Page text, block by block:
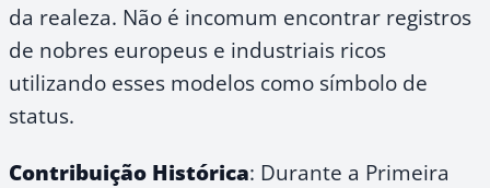
da realeza. Não é incomum encontrar registros
de nobres europeus e industriais ricos
utilizando esses modelos como símbolo de
status.
Contribuição Histórica: Durante a Primeira